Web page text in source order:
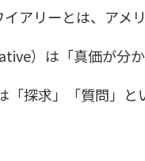
アリーとは、アメ
）は「真価が分
探求」「質問」と